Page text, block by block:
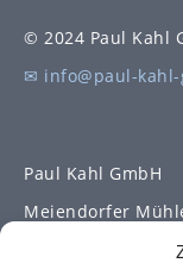
© 2024 Paul Kahl
✉ info@paul-
Paul Kahl GmbH
Meiendorfer